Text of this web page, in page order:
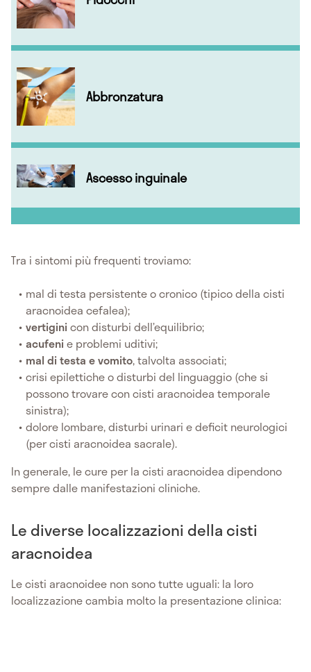
Abbronzatura
Ascesso inguinale
Tra i sintomi più frequenti troviamo:
mal di testa persistente o cronico (tipico della cisti
aracnoidea cefalea);
vertiginicon disturbi dell’equilibrio;
acufenie problemi uditivi;
mal di testa e vomito, talvolta associati;
crisi epilettiche o disturbi del linguaggio (che si
possono trovare con cisti aracnoidea temporale
sinistra);
dolore lombare, disturbi urinari e deficit neurologici
(per cisti aracnoidea sacrale).
In generale, le cure per la cisti aracnoidea dipendono
sempre dalle manifestazioni cliniche.
Le diverse localizzazioni della cisti
aracnoidea
Le cisti aracnoidee non sono tutte uguali: la loro
localizzazione cambia molto la presentazione clinica: